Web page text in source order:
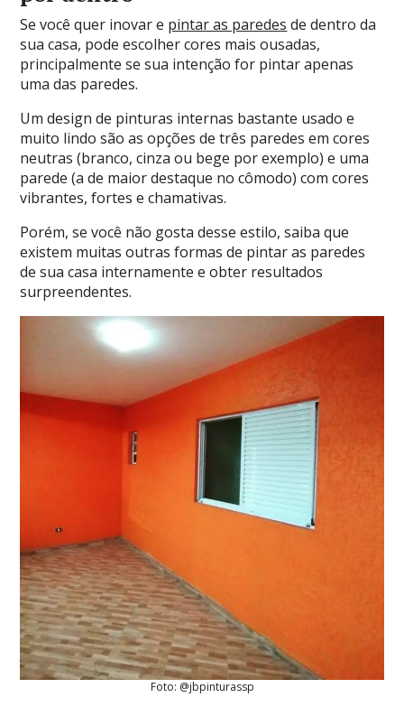
Se você quer inovar e pintar as paredes de dentro da
sua casa, pode escolher cores mais ousadas,
principalmente se sua intenção for pintar apenas
uma das paredes.
Um design de pinturas internas bastante usado e
muito lindo são as opções de três paredes em cores
neutras (branco, cinza ou bege por exemplo) e uma
parede (a de maior destaque no cômodo) com cores
vibrantes, fortes e chamativas.
Porém, se você não gosta desse estilo, saiba que
existem muitas outras formas de pintar as paredes
de sua casa internamente e obter resultados
surpreendentes.
Foto: @jbpinturassp